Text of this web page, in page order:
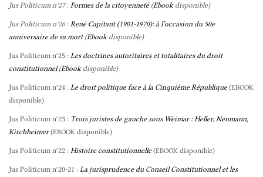
Jus Politicum n°27: Formes de la citoyenneté(Ebookdisponible)
Jus Politicum n°26: René Capitant (1901-1970): à l’occasion du 50e
anniversaire de sa mort(Ebookdisponible)
Jus Politicum n°25 : Les doctrines autoritaires et totalitaires du droit
constitutionnel(Ebookdisponible)
Jus Politicum n°24 : Le droit politique face à la Cinquième République (EBOOK
disponible)
Jus Politicum n°23 : Trois juristes de gauche sous Weimar : Heller, Neumann,
Kirchheimer (EBOOK disponible)
Jus Politicum n°22 : Histoire constitutionnelle (EBOOK disponible)
Jus Politicum n°20-21 : La jurisprudence du Conseil Constitutionnel et les